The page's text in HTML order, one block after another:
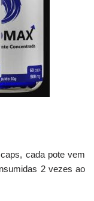
cada pote vem
2 vezes ao